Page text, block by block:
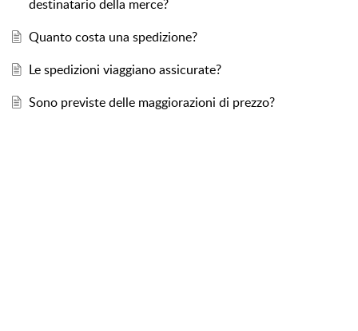
destinatario della merce?
Quanto costa una spedizione?
Le spedizioni viaggiano assicurate?
Sono previste delle maggiorazioni di prezzo?